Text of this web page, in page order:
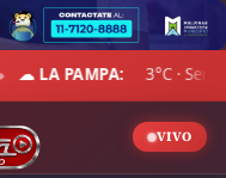
77% DÓLAR
VIVO